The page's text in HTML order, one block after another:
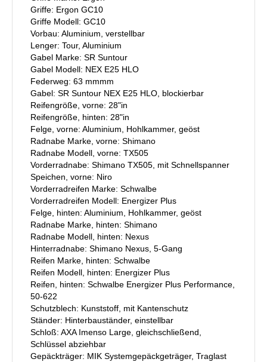
Griffe: Ergon GC10
Griffe Modell: GC10
Vorbau: Aluminium, verstellbar
Lenger: Tour, Aluminium
Gabel Marke: SR Suntour
Gabel Modell: NEX E25 HLO
Federweg: 63 mmmm
Gabel: SR Suntour NEX E25 HLO, blockierbar
Reifengröße, vorne: 28"in
Reifengröße, hinten: 28"in
Felge, vorne: Aluminium, Hohlkammer, geöst
Radnabe Marke, vorne: Shimano
Radnabe Modell, vorne: TX505
Vorderradnabe: Shimano TX505, mit Schnellspanner
Speichen, vorne: Niro
Vorderradreifen Marke: Schwalbe
Vorderradreifen Modell: Energizer Plus
Felge, hinten: Aluminium, Hohlkammer, geöst
Radnabe Marke, hinten: Shimano
Radnabe Modell, hinten: Nexus
Hinterradnabe: Shimano Nexus, 5-Gang
Reifen Marke, hinten: Schwalbe
Reifen Modell, hinten: Energizer Plus
Reifen, hinten: Schwalbe Energizer Plus Performance,
50-622
Schutzblech: Kunststoff, mit Kantenschutz
Ständer: Hinterbauständer, einstellbar
Schloß: AXA Imenso Large, gleichschließend,
Schlüssel abziehbar
Gepäckträger: MIK Systemgepäckgeträger, Traglast